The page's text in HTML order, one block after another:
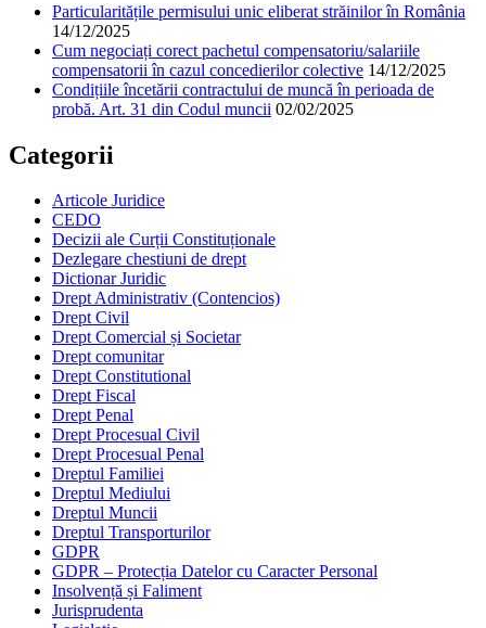
Particularitățile permisului unic eliberat străinilor în România
14/12/2025
Cum negociați corect pachetul compensatoriu/salariile
compensatorii în cazul concedierilor colective 14/12/2025
Condițiile încetării contractului de muncă în perioada de
probă. Art. 31 din Codul muncii 02/02/2025
Categorii
Articole Juridice
CEDO
Decizii ale Curții Constituționale
Dezlegare chestiuni de drept
Dictionar Juridic
Drept Administrativ (Contencios)
Drept Civil
Drept Comercial și Societar
Drept comunitar
Drept Constitutional
Drept Fiscal
Drept Penal
Drept Procesual Civil
Drept Procesual Penal
Dreptul Familiei
Dreptul Mediului
Dreptul Muncii
Dreptul Transporturilor
GDPR
GDPR – Protecția Datelor cu Caracter Personal
Insolvență și Faliment
Jurisprudenta